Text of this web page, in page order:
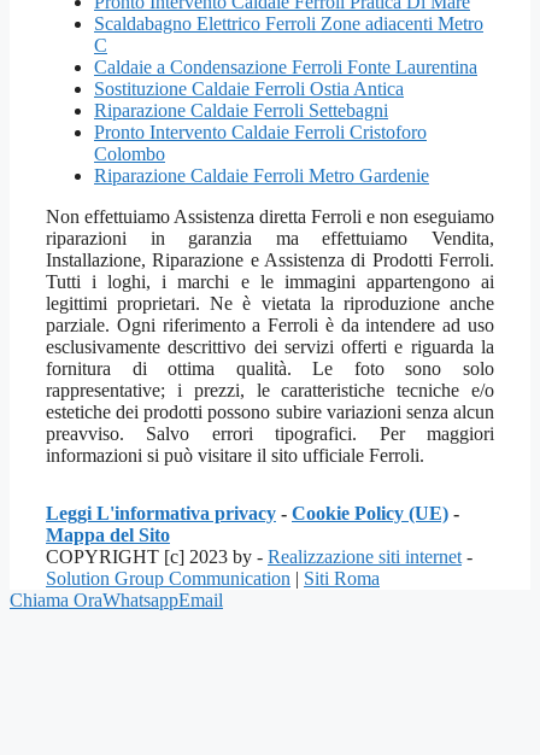
Scaldabagno Elettrico Ferroli Zone adiacenti Metro
C
Caldaie a Condensazione Ferroli Fonte Laurentina
Sostituzione Caldaie Ferroli Ostia Antica
Riparazione Caldaie Ferroli Settebagni
Pronto Intervento Caldaie Ferroli Cristoforo
Colombo
Riparazione Caldaie Ferroli Metro Gardenie
Non effettuiamo Assistenza diretta Ferroli e non eseguiamo
riparazioni in garanzia ma effettuiamo Vendita,
Installazione, Riparazione e Assistenza di Prodotti Ferroli.
Tutti i loghi, i marchi e le immagini appartengono ai
legittimi proprietari. Ne è vietata la riproduzione anche
parziale. Ogni riferimento a Ferroli è da intendere ad uso
esclusivamente descrittivo dei servizi offerti e riguarda la
fornitura di ottima qualità. Le foto sono solo
rappresentative; i prezzi, le caratteristiche tecniche e/o
estetiche dei prodotti possono subire variazioni senza alcun
preavviso. Salvo errori tipografici. Per maggiori
informazioni si può visitare il sito ufficiale Ferroli.
Leggi L'informativa privacy - Cookie Policy (UE) -
Mappa del Sito
COPYRIGHT [c] 2023 by - Realizzazione siti internet -
Solution Group Communication | Siti Roma
Chiama OraWhatsappEmail